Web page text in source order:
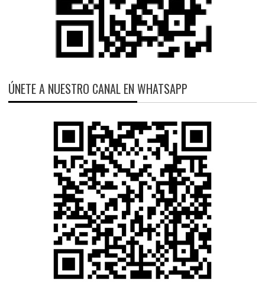
ÚNETE A NUESTRO CANAL EN WHATSAPP